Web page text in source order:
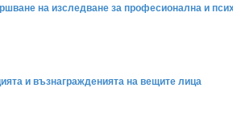
на изследване за професионална и
и възнагражденията на вещите лица